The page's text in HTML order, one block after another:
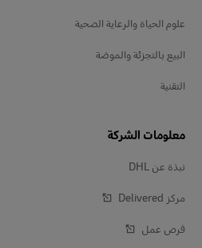
علوم الحياة والرعاية الصحية
البيع بالتجزئة والموضة
التقنية
معلومات الشركة
نبذة عن DHL
مركز Delivered‎
فرص عمل